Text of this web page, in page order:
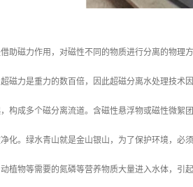
助磁力作用，对磁性不同的物质进行分离的物理
磁力是重力的数百倍，因此超磁分离水处理技术
构成多个磁分离流道。含磁性悬浮物或磁性微
化。绿水青山就是金山银山，为了保护环境，必
植物等需要的氮磷等营养物质大量进入水体，引